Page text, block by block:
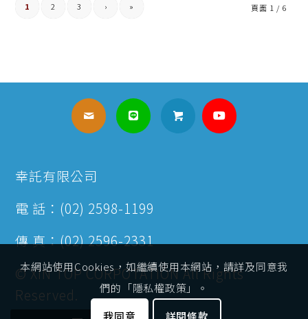
頁面 1 / 6
1 2 3 › »
幸託有限公司
電 話：(02) 2598-1199
傳 真：(02) 2596-2331
© XIN TOP CORPOTATION All Rights
Reserved.
本網站使用Cookies，如繼續使用本網站，請詳及同意我
們的「隱私權政策」。
我同意
詳閱條款